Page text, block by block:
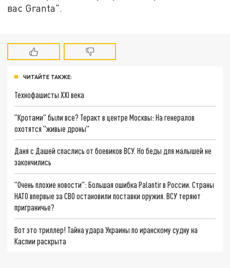
вас Granta".
ЧИТАЙТЕ ТАКЖЕ:
Технофашисты XXI века
"Кротами" были все? Теракт в центре Москвы: На генералов
охотятся "живые дроны"
Даня с Дашей спаслись от боевиков ВСУ. Но беды для малышей не
закончились
"Очень плохие новости": Большая ошибка Palantir в России. Страны
НАТО впервые за СВО остановили поставки оружия. ВСУ теряют
приграничье?
Вот это триллер! Тайна удара Украины по иранскому судну на
Каспии раскрыта